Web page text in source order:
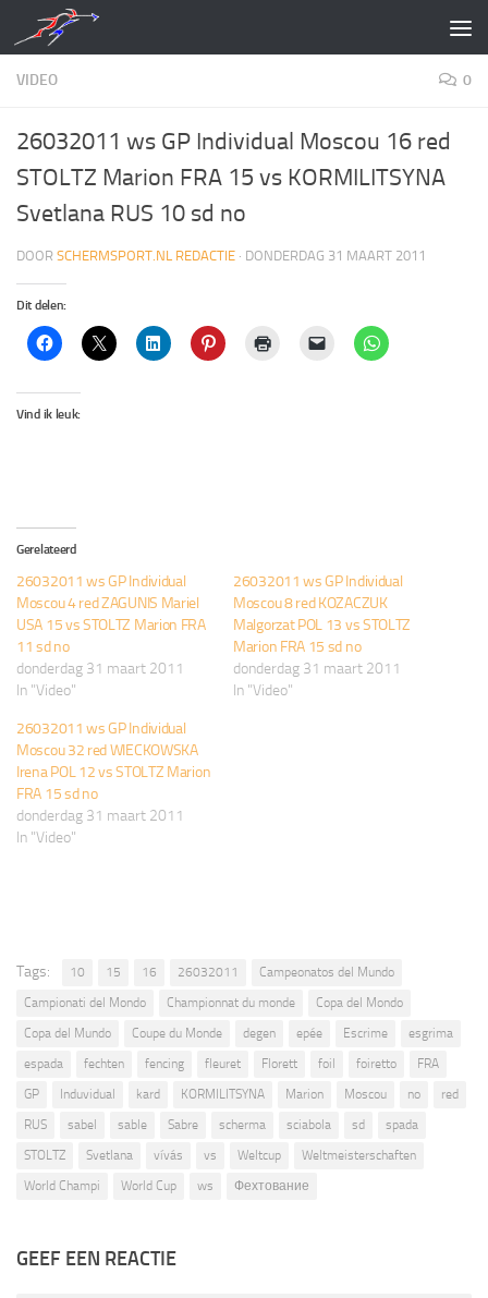
Doorgaan naar inhoud
VIDEO 0
26032011 ws GP Individual Moscou 16 red
STOLTZ Marion FRA 15 vs KORMILITSYNA
Svetlana RUS 10 sd no
DOOR SCHERMSPORT.NL REDACTIE · DONDERDAG 31 MAART 2011
Dit delen:
Vind ik leuk:
Gerelateerd
26032011 ws GP Individual
Moscou 4 red ZAGUNIS Mariel
USA 15 vs STOLTZ Marion FRA
11 sd no
donderdag 31 maart 2011
In "Video"
26032011 ws GP Individual
Moscou 8 red KOZACZUK
Malgorzat POL 13 vs STOLTZ
Marion FRA 15 sd no
donderdag 31 maart 2011
In "Video"
26032011 ws GP Individual
Moscou 32 red WIECKOWSKA
Irena POL 12 vs STOLTZ Marion
FRA 15 sd no
donderdag 31 maart 2011
In "Video"
Tags: 10 15 16 26032011
Campeonatos del Mundo
Campionati del Mondo
Championnat du monde
Copa del Mondo
Copa del Mundo
Coupe du Monde degen epée Escrime
esgrima
espada
fechten fencing fleuret Florett foil foiretto
FRA
GP
Induvidual kard KORMILITSYNA Marion Moscou no
red
RUS
sabel sable Sabre scherma sciabola sd
spada
STOLTZ
Svetlana vívás vs Weltcup
Weltmeisterschaften
World Champi
World Cup ws Фехтование
GEEF EEN REACTIE